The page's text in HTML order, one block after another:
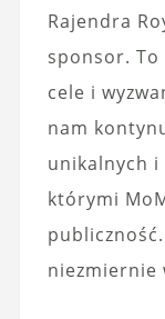
Rajendra
sponsor.
cele i
nam
unikalnych
którymi
niezmiernie